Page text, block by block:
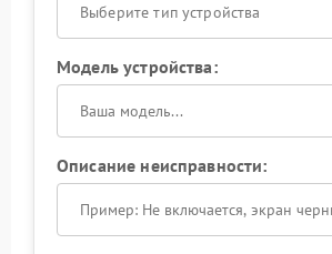
Выберите тип устройства
Модель устройства:
Описание неисправности: